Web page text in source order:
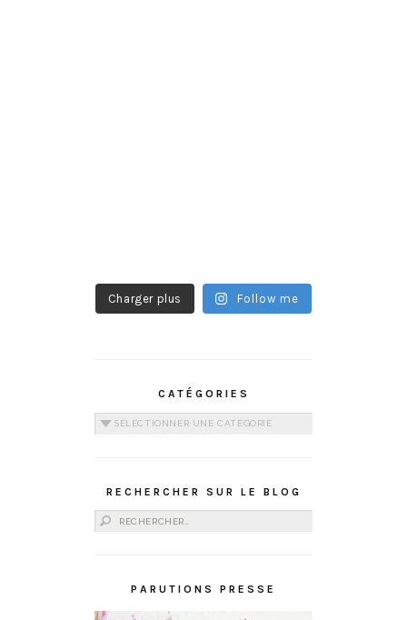
Charger plus Follow me
CATÉGORIES
Catégories
RECHERCHER SUR LE BLOG
Rechercher :
PARUTIONS PRESSE